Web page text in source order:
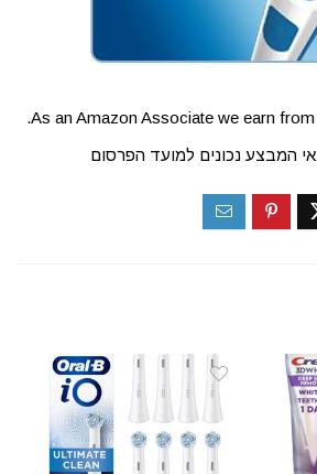
As an Amazon Associate we earn from
המבצע נכונים למועד הפרסום